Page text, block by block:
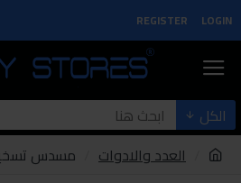
LOGIN
REGISTER
الكل
العدد والادوات
مسدس تسخين